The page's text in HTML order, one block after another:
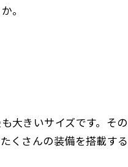
。
大きいサイズです。そ
くさんの装備を搭載す